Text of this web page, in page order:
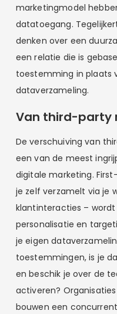
marketingmodel
datatoegang.
denken over een
een relatie die is
toestemming in plaats
dataverzameling.
Van third-party
De verschuiving van
een van de meest
digitale marketing.
je zelf verzamelt via je
klantinteracties –
personalisatie en
je eigen
toestemmingen, is je
en beschik je over de
activeren?
bouwen een